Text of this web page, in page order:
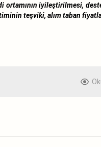
iyileştirilmesi,
teşviki, alım taban